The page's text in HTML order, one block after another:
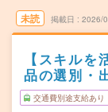
未読 掲載日 2026/
【スキル
品の選別・
交通費別途支給あり